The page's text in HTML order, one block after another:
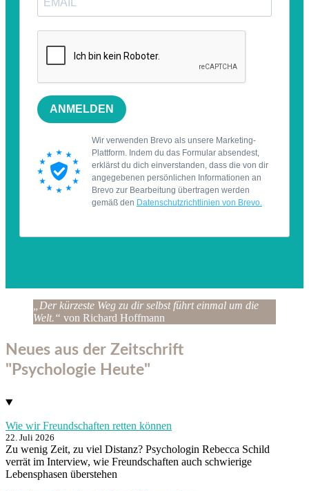
„Der kürzeste Weg zu dir selbst führt einmal um die
Welt.“ von Richard Hoffmann
Neues aus der Zeitschrift
"Psychologie Heute"
Wie wir Freundschaften retten können
22. Juli 2026
Zu wenig Zeit, zu viel Distanz? Psychologin Rebecca Schild
verrät im Interview, wie Freundschaften auch schwierige
Lebensphasen überstehen